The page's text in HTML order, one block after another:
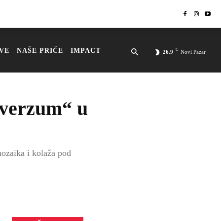
NAŠE PRIČE IMPACT 26.9 C Novi Pazar
u
i kolaža pod